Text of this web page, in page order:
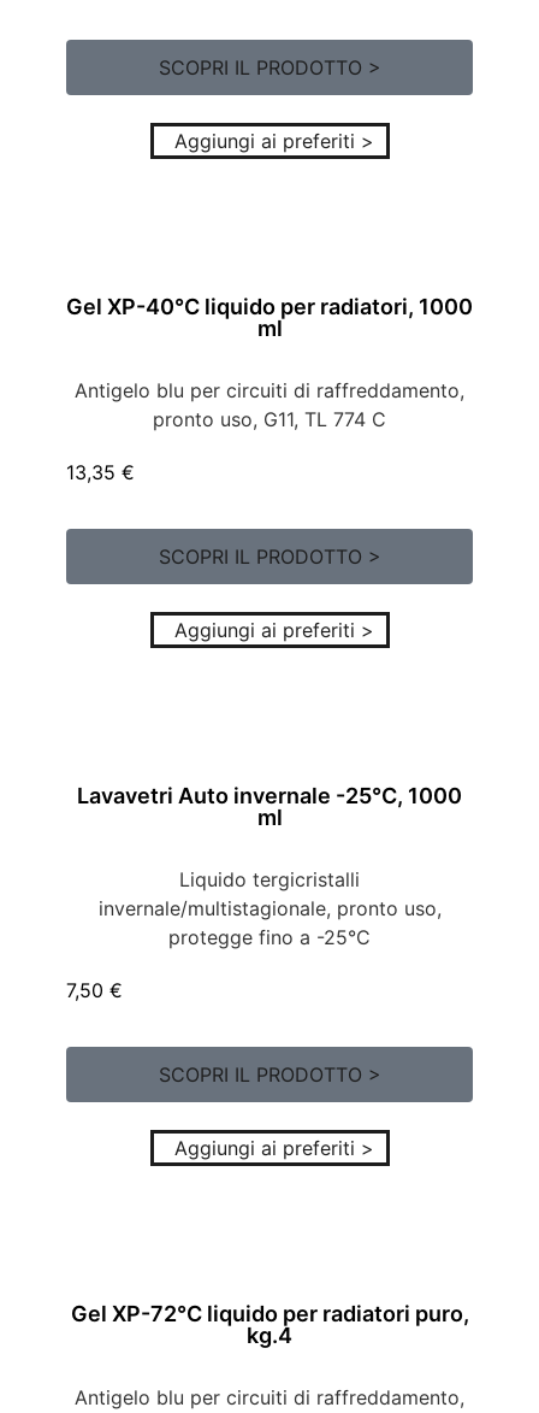
SCOPRI IL PRODOTTO >
Aggiungi ai preferiti >
Gel XP-40°C liquido per radiatori, 1000
ml
Antigelo blu per circuiti di raffreddamento,
pronto uso, G11, TL 774 C
13,35 €
SCOPRI IL PRODOTTO >
Aggiungi ai preferiti >
Lavavetri Auto invernale -25°C, 1000
ml
Liquido tergicristalli
invernale/multistagionale, pronto uso,
protegge fino a -25°C
7,50 €
SCOPRI IL PRODOTTO >
Aggiungi ai preferiti >
Gel XP-72°C liquido per radiatori puro,
kg.4
Antigelo blu per circuiti di raffreddamento,